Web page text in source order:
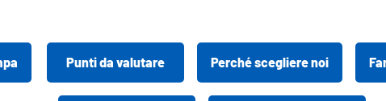
Punti da valutare Perché scegliere noi